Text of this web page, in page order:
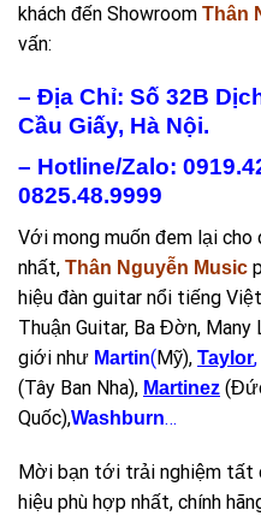
khách đến Showroom Thân
vấn:
– Địa Chỉ: Số 32B
Cầu Giấy, Hà Nội.
– Hotline/Zalo:
0825.48.9999
Với mong muốn đem lại cho
nhất, Thân Nguyễn Music
hiệu đàn guitar nổi tiếng
Thuận Guitar, Ba Đờn,
giới như Martin(Mỹ), Taylor,
(Tây Ban Nha), Martinez
Quốc),Washburn…
Mời bạn tới trải nghiệm tất
hiệu phù hợp nhất, chính